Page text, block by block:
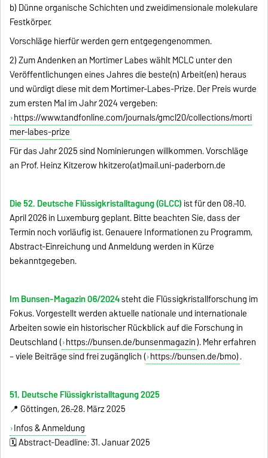
b) Dünne organische Schichten und zweidimensionale molekulare
Festkörper.
Vorschläge hierfür werden gern entgegengenommen.
2) Zum Andenken an Mortimer Labes wählt MCLC unter den
Veröffentlichungen eines Jahres die beste(n) Arbeit(en) heraus
und würdigt diese mit dem Mortimer-Labes-Prize. Der Preis wurde
zum ersten Mal im Jahr 2024 vergeben:
https://www.tandfonline.com/journals/gmcl20/collections/morti
mer-labes-prize
Für das Jahr 2025 sind Nominierungen willkommen. Vorschläge
an Prof. Heinz Kitzerow hkitzero(at)mail.uni-paderborn.de
Die 52. Deutsche Flüssigkristalltagung (GLCC) ist für den 08.–10.
April 2026 in Luxemburg geplant. Bitte beachten Sie, dass der
Termin noch vorläufig ist. Genauere Informationen zu Programm,
Abstract-Einreichung und Anmeldung werden in Kürze
bekanntgegeben.
Im Bunsen-Magazin 06/2024steht die Flüssigkristallforschung im
Fokus. Vorgestellt werden aktuelle nationale und internationale
Arbeiten sowie ein historischer Rückblick auf die Forschung in
Deutschland ( https://bunsen.de/bunsenmagazin). Mehr erfahren
– viele Beiträge sind frei zugänglich ( https://bunsen.de/bmo).
51. Deutsche Flüssigkristalltagung 2025
📍 Göttingen, 26.–28. März 2025
Infos & Anmeldung
🗓 Abstract-Deadline: 31. Januar 2025